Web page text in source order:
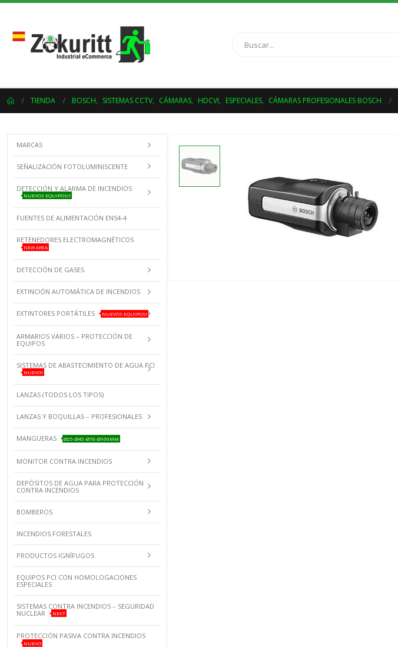
TIENDA BOSCH, SISTEMAS CCTV, CÁMARAS, HDCVI, ESPECIALES, CÁMARAS PROFESIONALES BOSCH
MARCAS
SEÑALIZACIÓN FOTOLUMINISCENTE
DETECCIÓN Y ALARMA DE INCENDIOS
NUEVOS EQUIPOS!!
FUENTES DE ALIMENTACIÓN EN54-4
RETENEDORES ELECTROMAGNÉTICOS
NEW AREA
DETECCIÓN DE GASES
EXTINCIÓN AUTOMÁTICA DE INCENDIOS
EXTINTORES PORTÁTILES NUEVOS EQUIPOS!
ARMARIOS VARIOS – PROTECCIÓN DE
EQUIPOS
SISTEMAS DE ABASTECIMIENTO DE AGUA PCI
NUEVO!
LANZAS (TODOS LOS TIPOS)
LANZAS Y BOQUILLAS – PROFESIONALES
MANGUERAS Ø25-Ø45-Ø70-Ø100MM
MONITOR CONTRA INCENDIOS
DEPÓSITOS DE AGUA PARA PROTECCIÓN
CONTRA INCENDIOS
BOMBEROS
INCENDIOS FORESTALES
PRODUCTOS IGNÍFUGOS
EQUIPOS PCI CON HOMOLOGACIONES
ESPECIALES
SISTEMAS CONTRA INCENDIOS – SEGURIDAD
NUCLEAR
NEXT
PROTECCIÓN PASIVA CONTRA INCENDIOS
NUEVO